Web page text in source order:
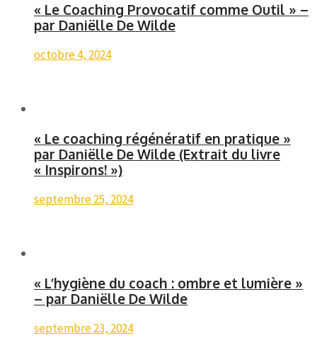
« Le Coaching Provocatif comme Outil » –
par Daniëlle De Wilde
octobre 4, 2024
« Le coaching régénératif en pratique »
par Daniëlle De Wilde (Extrait du livre
« Inspirons! »)
septembre 25, 2024
« L’hygiène du coach : ombre et lumière »
– par Daniëlle De Wilde
septembre 23, 2024